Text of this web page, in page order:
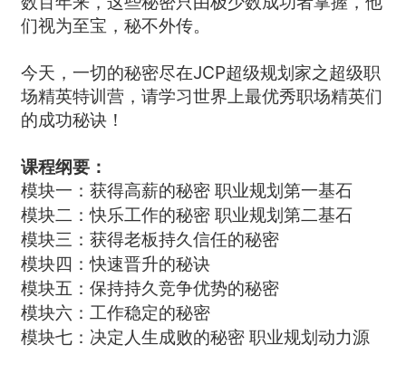
们视为至宝，秘不外传。
今天，一切的秘密尽在JCP超级规划家之超级职
场精英特训营，请学习世界上最优秀职场精英们
的成功秘诀！
课程纲要：
模块一：获得高薪的秘密 职业规划第一基石
模块二：快乐工作的秘密 职业规划第二基石
模块三：获得老板持久信任的秘密
模块四：快速晋升的秘诀
模块五：保持持久竞争优势的秘密
模块六：工作稳定的秘密
模块七：决定人生成败的秘密 职业规划动力源